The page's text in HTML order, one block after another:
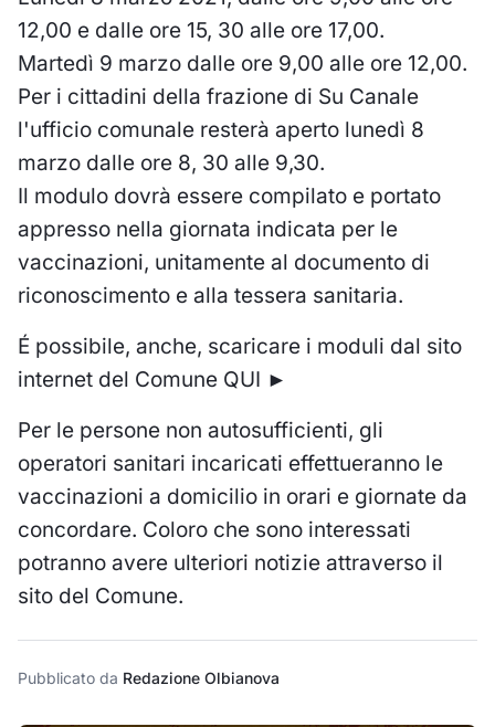
12,00 e dalle ore 15, 30 alle ore 17,00.
Martedì 9 marzo dalle ore 9,00 alle ore 12,00.
Per i cittadini della frazione di Su Canale
l'ufficio comunale resterà aperto lunedì 8
marzo dalle ore 8, 30 alle 9,30.
Il modulo dovrà essere compilato e portato
appresso nella giornata indicata per le
vaccinazioni, unitamente al documento di
riconoscimento e alla tessera sanitaria.
É possibile, anche, scaricare i moduli dal sito
internet del Comune QUI ►
Per le persone non autosufficienti, gli
operatori sanitari incaricati effettueranno le
vaccinazioni a domicilio in orari e giornate da
concordare. Coloro che sono interessati
potranno avere ulteriori notizie attraverso il
sito del Comune.
Pubblicato da Redazione Olbianova